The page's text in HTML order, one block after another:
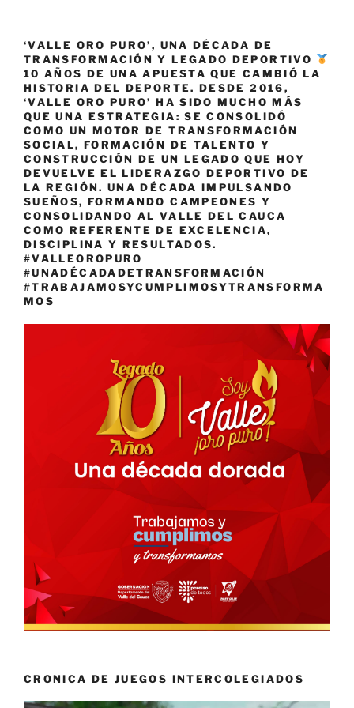
‘VALLE ORO PURO’, UNA DÉCADA DE
TRANSFORMACIÓN Y LEGADO DEPORTIVO
10 AÑOS DE UNA APUESTA QUE CAMBIÓ LA
HISTORIA DEL DEPORTE. DESDE 2016,
‘VALLE ORO PURO’ HA SIDO MUCHO MÁS
QUE UNA ESTRATEGIA: SE CONSOLIDÓ
COMO UN MOTOR DE TRANSFORMACIÓN
SOCIAL, FORMACIÓN DE TALENTO Y
CONSTRUCCIÓN DE UN LEGADO QUE HOY
DEVUELVE EL LIDERAZGO DEPORTIVO DE
LA REGIÓN. UNA DÉCADA IMPULSANDO
SUEÑOS, FORMANDO CAMPEONES Y
CONSOLIDANDO AL VALLE DEL CAUCA
COMO REFERENTE DE EXCELENCIA,
DISCIPLINA Y RESULTADOS.
#VALLEOROPURO
#UNADÉCADADETRANSFORMACIÓN
#TRABAJAMOSYCUMPLIMOSYTRANSFORMA
MOS
CRONICA DE JUEGOS INTERCOLEGIADOS